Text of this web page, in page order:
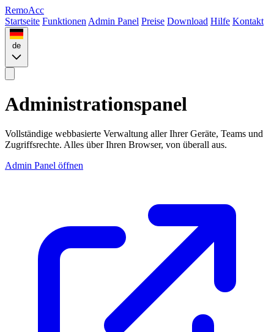
RemoAcc
Startseite Funktionen Admin Panel Preise Download Hilfe Kontakt
de
Administrationspanel
Vollständige webbasierte Verwaltung aller Ihrer Geräte, Teams und
Zugriffsrechte. Alles über Ihren Browser, von überall aus.
Admin Panel öffnen